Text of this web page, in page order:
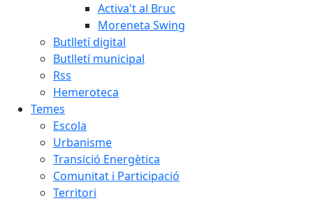
Activa't al Bruc
Moreneta Swing
Butlletí digital
Butlletí municipal
Rss
Hemeroteca
Temes
Escola
Urbanisme
Transició Energètica
Comunitat i Participació
Territori